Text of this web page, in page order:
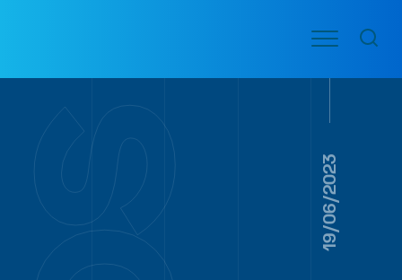
conteúdo
VOO
AÉREAS
Menu
19/06/2023